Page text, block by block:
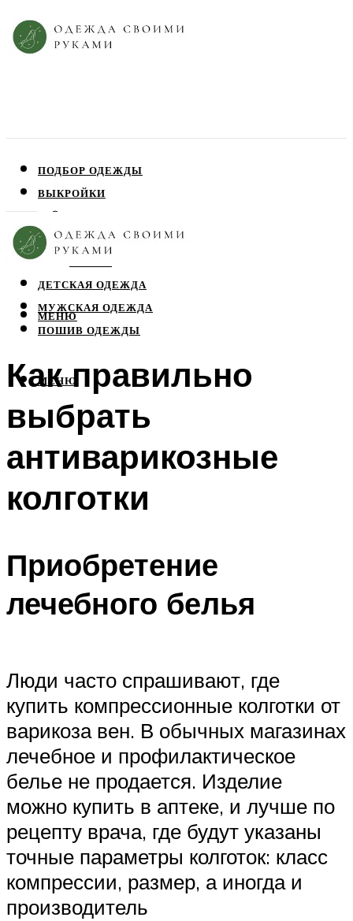
ПОДБОР ОДЕЖДЫ
ВЫКРОЙКИ
ЮБКИ
ДЕТСКАЯ ОДЕЖДА
МУЖСКАЯ ОДЕЖДА
ПОШИВ ОДЕЖДЫ
МЕНЮ
МЕНЮ
Как правильно
выбрать
антиварикозные
колготки
Приобретение
лечебного белья
Люди часто спрашивают, где
купить компрессионные колготки от
варикоза вен. В обычных магазинах
лечебное и профилактическое
белье не продается. Изделие
можно купить в аптеке, и лучше по
рецепту врача, где будут указаны
точные параметры колготок: класс
компрессии, размер, а иногда и
производитель